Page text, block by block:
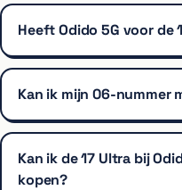
Heeft Odido 5G voor de
Kan ik mijn 06-nummer
Kan ik de 17 Ultra bij
kopen?